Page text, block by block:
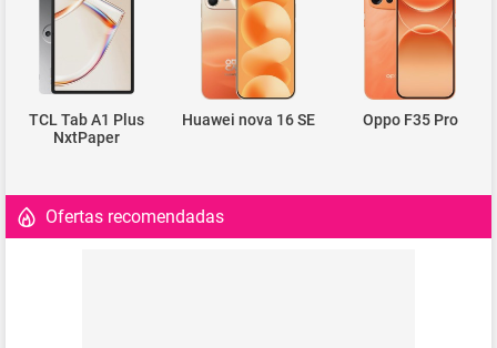
TCL Tab A1 Plus
NxtPaper
Huawei nova 16 SE Oppo F35 Pro
Ofertas recomendadas